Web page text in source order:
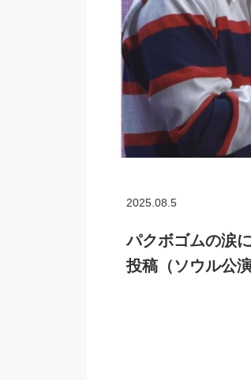
2025.08.5
パクボゴムの涙
投稿（ソウル公演